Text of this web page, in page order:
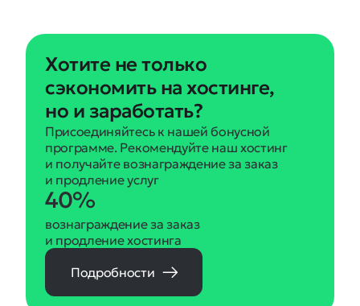
Хотите не только
сэкономить на хостинге,
но и заработать?
Присоединяйтесь к нашей бонусной
программе. Рекомендуйте наш хостинг
и получайте вознаграждение за заказ
и продление услуг
40%
вознаграждение за заказ
и продление хостинга
Подробности